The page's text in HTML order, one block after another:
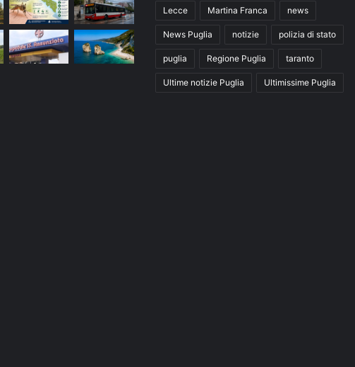
Lecce Martina Franca news
News Puglia notizie polizia di stato
puglia Regione Puglia taranto
Ultime notizie Puglia Ultimissime Puglia